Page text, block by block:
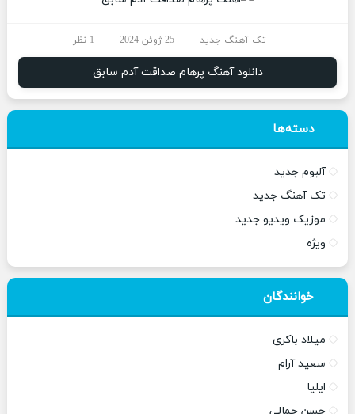
تک آهنگ جدید 25 ژوئن 2024 1 نظر
دانلود آهنگ پرهام صداقت آدم سابق
دسته‌ها
آلبوم جدید
تک آهنگ جدید
موزیک ویدیو جدید
ویژه
خوانندگان
میلاد باکری
سعید آرام
ایلیا